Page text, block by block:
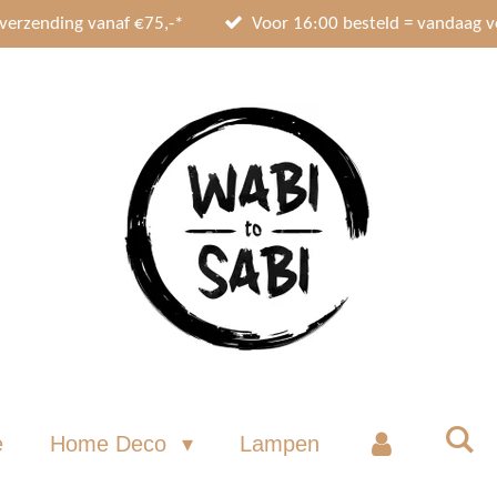
vanaf €75,-* Voor 16:00 besteld = vandaag
Home Deco Lampen